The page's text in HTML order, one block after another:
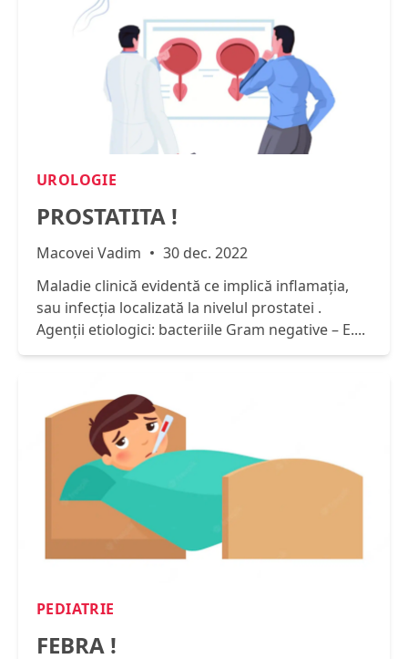
UROLOGIE
PROSTATITA !
Macovei Vadim
30 dec. 2022
Maladie clinică evidentă ce implică inflamaţia,
sau infecţia localizată la nivelul prostatei .
Agenţii etiologici: bacteriile Gram negative – E....
PEDIATRIE
FEBRA !